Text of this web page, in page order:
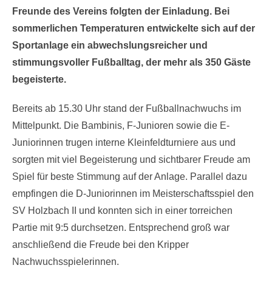
Freunde des Vereins folgten der Einladung. Bei
sommerlichen Temperaturen entwickelte sich auf der
Sportanlage ein abwechslungsreicher und
stimmungsvoller Fußballtag, der mehr als 350 Gäste
begeisterte.
Bereits ab 15.30 Uhr stand der Fußballnachwuchs im
Mittelpunkt. Die Bambinis, F-Junioren sowie die E-
Juniorinnen trugen interne Kleinfeldturniere aus und
sorgten mit viel Begeisterung und sichtbarer Freude am
Spiel für beste Stimmung auf der Anlage. Parallel dazu
empfingen die D-Juniorinnen im Meisterschaftsspiel den
SV Holzbach II und konnten sich in einer torreichen
Partie mit 9:5 durchsetzen. Entsprechend groß war
anschließend die Freude bei den Kripper
Nachwuchsspielerinnen.